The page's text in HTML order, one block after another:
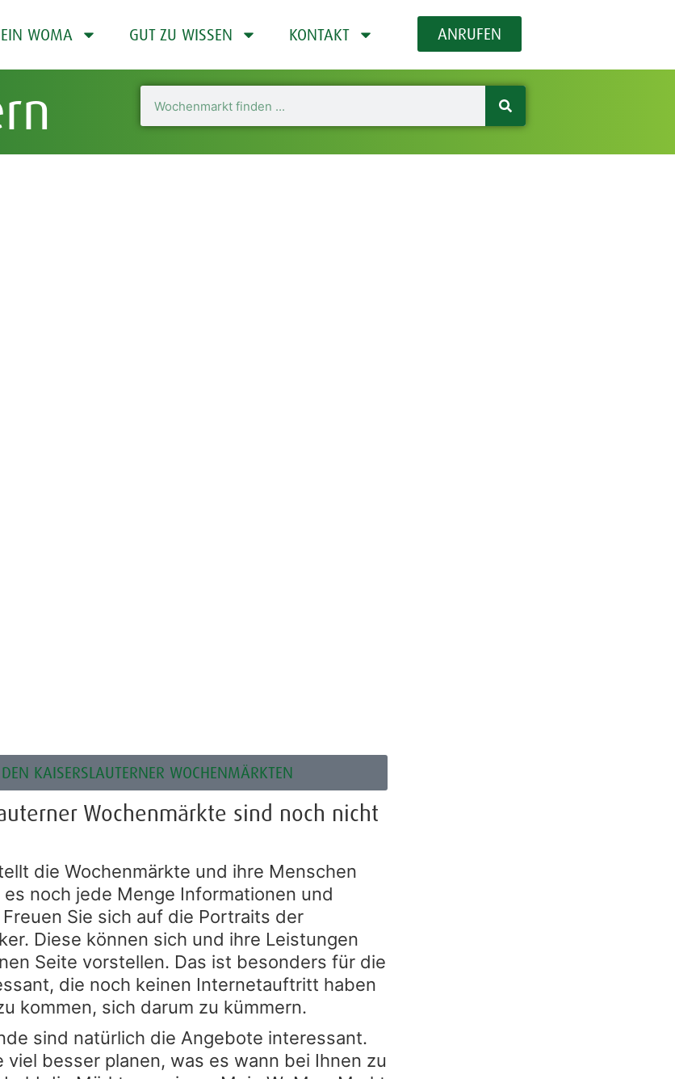
WOMA GUT ZU WISSEN KONTAKT ANRUFEN
KAISERSLAUTERNER WOCHENMÄRKTEN
Wochenmärkte sind noch nicht
die Wochenmärkte und ihre Menschen
noch jede Menge Informationen und
Sie sich auf die Portraits der
Diese können sich und ihre Leistungen
Seite vorstellen. Das ist besonders für die
die noch keinen Internetauftritt haben
kommen, sich darum zu kümmern.
sind natürlich die Angebote interessant.
viel besser planen, was es wann bei Ihnen zu